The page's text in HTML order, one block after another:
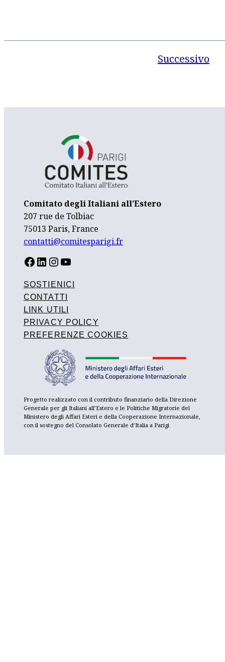
Successivo
Comitato degli Italiani all’Estero
207 rue de Tolbiac
75013 Paris, France
contatti@comitesparigi.fr
FACEBOOK LINKEDIN INSTAGRAM YOUTUBE
SOSTIENICI
CONTATTI
LINK UTILI
PRIVACY POLICY
PREFERENZE COOKIES
Progetto realizzato con il contributo finanziario della Direzione
Generale per gli Italiani all’Estero e le Politiche Migratorie del
Ministero degli Affari Esteri e della Cooperazione Internazionale,
con il sostegno del Consolato Generale d’Italia a Parigi